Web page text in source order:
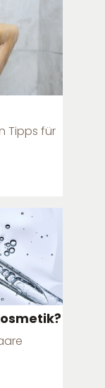
Tipps für